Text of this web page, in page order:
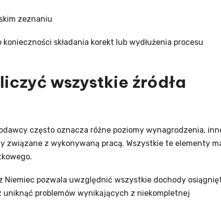
zeznaniu
składania korekt lub wydłużenia procesu
wszystkie źródła
często oznacza różne poziomy wynagrodzenia,
związane z wykonywaną pracą. Wszystkie te elementy
Niemiec pozwala uwzględnić wszystkie dochody
problemów wynikających z niekompletnej